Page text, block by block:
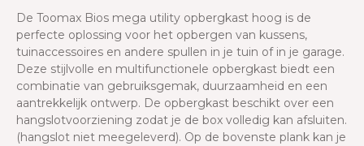
De Toomax Bios mega utility opbergkast hoog is de
perfecte oplossing voor het opbergen van kussens,
tuinaccessoires en andere spullen in je tuin of in je garage.
Deze stijlvolle en multifunctionele opbergkast biedt een
combinatie van gebruiksgemak, duurzaamheid en een
aantrekkelijk ontwerp. De opbergkast beschikt over een
hangslotvoorziening zodat je de box volledig kan afsluiten.
(hangslot niet meegeleverd). Op de bovenste plank kan je